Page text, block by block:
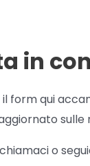
in
form qui
sulle
o